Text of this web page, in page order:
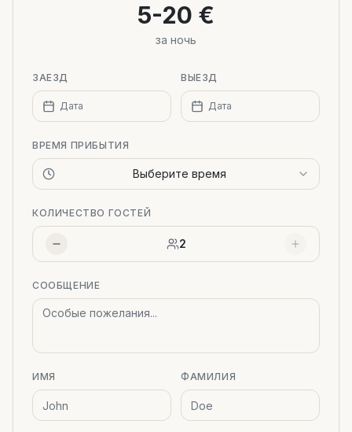
5-20 €
за ночь
ЗАЕЗД
Дата
ВЫЕЗД
Дата
ВРЕМЯ ПРИБЫТИЯ
Выберите время
КОЛИЧЕСТВО ГОСТЕЙ
2
СООБЩЕНИЕ
ИМЯ ФАМИЛИЯ